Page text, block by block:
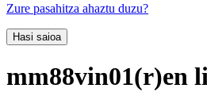
Zure pasahitza ahaztu duzu?
Hasi saioa
mm88vin01(r)en